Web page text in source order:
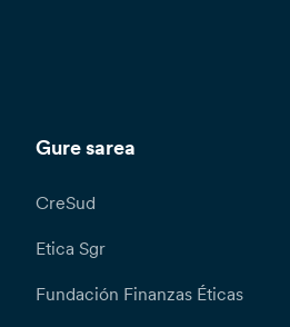
Gure sarea
CreSud
Etica Sgr
Fundación Finanzas Éticas